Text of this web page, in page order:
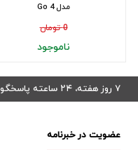
مدل Go 4
0 تومان
ناموجود
۷ روز هفته، ۲۴ ساعته پاسخگوی شما هستیم
عضویت در خبرنامه